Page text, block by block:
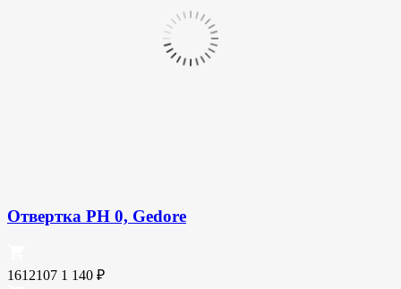
Отвертка PH 0, Gedore
1612107 1 140 ₽